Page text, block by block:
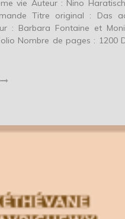
vie Auteur : Nino
Titre original : Das
: Barbara Fontaine et
Nombre de pages : 1200